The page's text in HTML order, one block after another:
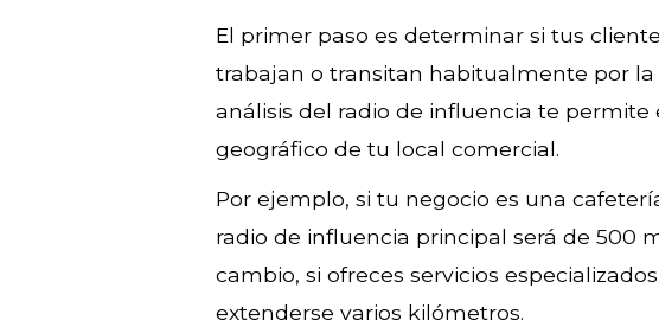
El primer paso es determinar si tus
trabajan o transitan habitualmente por la
análisis del radio de influencia te
geográfico de tu local comercial.
Por ejemplo, si tu negocio es una
radio de influencia principal será de 500
cambio, si ofreces servicios
extenderse varios kilómetros.